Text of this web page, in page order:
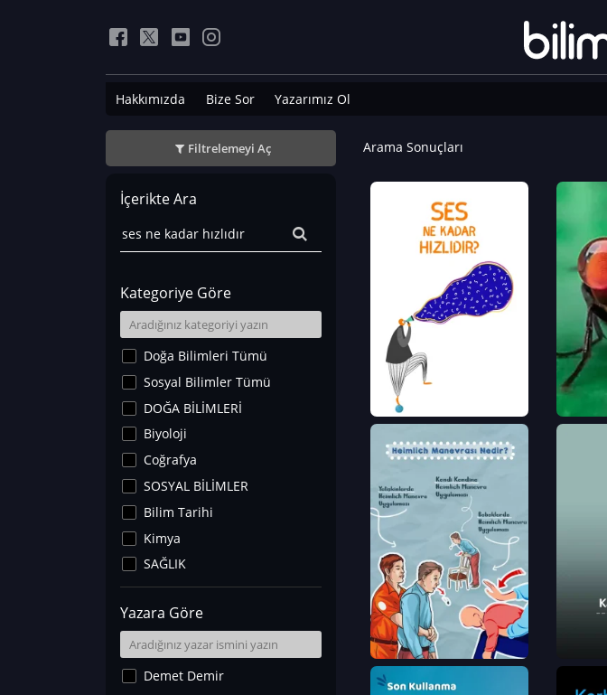
Hakkımızda Bize Sor Yazarımız Ol
Filtrelemeyi Aç
İçerikte Ara
Kategoriye Göre
Doğa Bilimleri Tümü
Sosyal Bilimler Tümü
DOĞA BİLİMLERİ
Biyoloji
Coğrafya
SOSYAL BİLİMLER
Bilim Tarihi
Kimya
SAĞLIK
Sanat Tarihi
Fizik
Yer Bilimleri
Astronomi ve Uzay
Yazara Göre
Demet Demir
Arama Sonuçları